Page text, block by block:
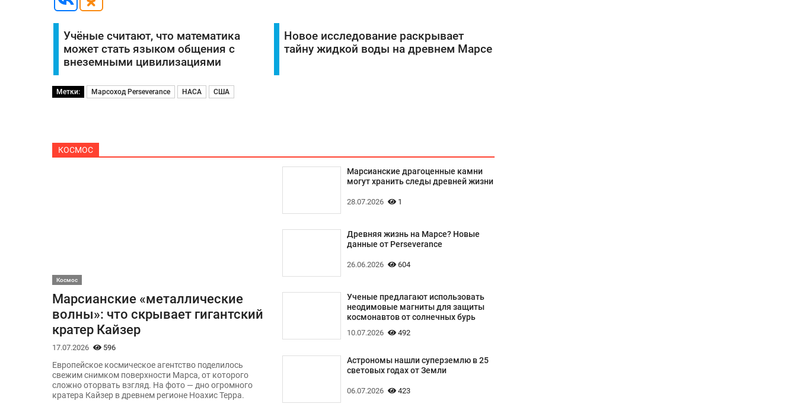
Учёные считают, что математика
может стать языком общения с
внеземными цивилизациями
Новое исследование раскрывает
тайну жидкой воды на древнем Марсе
Метки: Марсоход Perseverance НАСА США
КОСМОС
Космос
Марсианские «металлические
волны»: что скрывает гигантский
кратер Кайзер
17.07.2026 596
Европейское космическое агентство поделилось
свежим снимком поверхности Марса, от которого
сложно оторвать взгляд. На фото — дно огромного
кратера Кайзер в древнем регионе Ноахис Терра.
Марсианские драгоценные камни
могут хранить следы древней жизни
28.07.2026 1
Древняя жизнь на Марсе? Новые
данные от Perseverance
26.06.2026 604
Ученые предлагают использовать
неодимовые магниты для защиты
космонавтов от солнечных бурь
10.07.2026 492
Астрономы нашли суперземлю в 25
световых годах от Земли
06.07.2026 423